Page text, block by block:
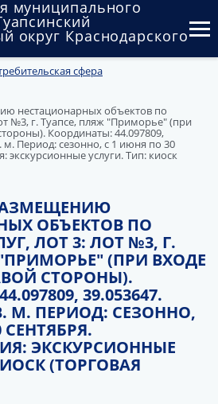
муниципального
округ Краснодарского
и общественные обсуждения
сфера
нестационарных объектов по
№3, г. Туапсе, пляж "Приморье" (при
Координаты: 44.097809,
м. Период: сезонно, с 1 июня по 30
экскурсионные услуги. Тип: киоск
ОБЪЕКТОВ ПО
ЛОТ 3: ЛОТ №3, Г.
(ПРИ ВХОДЕ
СТОРОНЫ).
39.053647.
М. ПЕРИОД: СЕЗОННО,
ЭКСКУРСИОННЫЕ
(ТОРГОВАЯ